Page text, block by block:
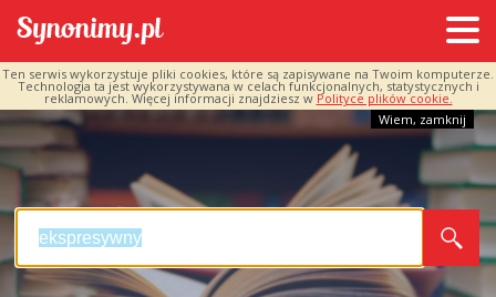
Ten serwis wykorzystuje pliki cookies, które są zapisywane na Twoim komputerze.
Technologia ta jest wykorzystywana w celach funkcjonalnych, statystycznych i
reklamowych. Więcej informacji znajdziesz w Polityce plików cookie.
Wiem, zamknij